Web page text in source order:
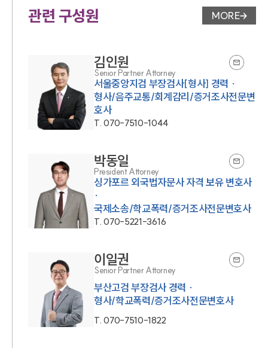
관련 구성원 변호사 페
MORE
김인원
Senior Partner Attorney
서울중앙지검 부장검사[형사] 경력 ·
형사/음주교통/회계감리/증거조사전문변
호사
T.070-7510-1044
박동일
President Attorney
싱가포르 외국법자문사 자격 보유 변호사
·
국제소송/학교폭력/증거조사전문변호사
T.070-5221-3616
이일권
Senior Partner Attorney
부산고검 부장검사 경력 ·
형사/학교폭력/증거조사전문변호사
T.070-7510-1822